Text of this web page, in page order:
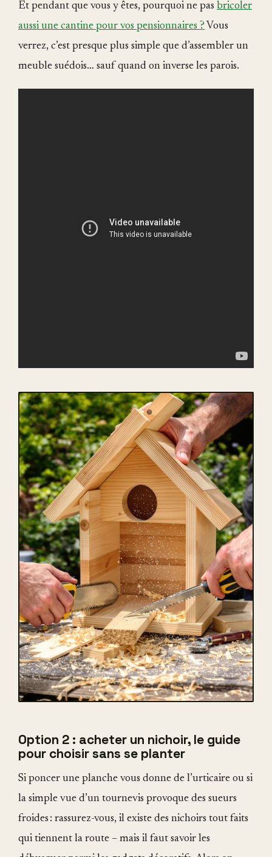
external)
Et pendant que vous y êtes, pourquoi ne pas bricoler
aussi une cantine pour vos pensionnaires ? Vous
verrez, c’est presque plus simple que d’assembler un
meuble suédois… sauf quand on inverse les parois.
Option 2 : acheter un nichoir, le guide
pour choisir sans se planter
Si poncer une planche vous donne de l’urticaire ou si
la simple vue d’un tournevis provoque des sueurs
froides : rassurez-vous, il existe des nichoirs tout faits
qui tiennent la route – mais il faut savoir les